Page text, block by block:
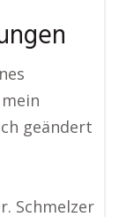
geändert
Schmelzer